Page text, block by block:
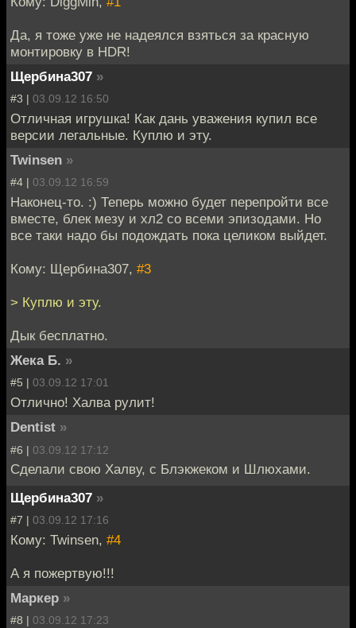
Да, я тоже уже не надеялся взяться за красную
монтировку в HDR!
Щербина307 »
#3 | 03.09.12 16:50
Отличная игрушка! Как дань уважения купил все
версии легальные. Куплю и эту.
Twinsen »
#4 | 03.09.12 16:59
Наконец-то. :) Теперь можно будет перепройти все
вместе, блек мезу и хл2 со всеми эпизодами. Но
все таки надо бы подождать пока целиком выйдет.
Кому: Щербина307, #3
> Куплю и эту.
Дык бесплатно.
Жека Б. »
#5 | 03.09.12 17:01
Отлично! Халва рулит!
Dentist »
#6 | 03.09.12 17:12
Сделали свою Халву, с Блэкжеком и Шлюхами.
Щербина307 »
#7 | 03.09.12 17:16
Кому: Twinsen, #4
А я пожертвую!!!
Маркер »
#8 | 03.09.12 17:23